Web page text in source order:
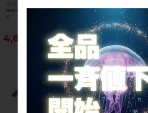
ヴィジョン VISION トライマックス TR
IMAX 400mm/31.8mm ドロップハンド
ル
4,840円
GN T2＋カーボン DHバー T2＋カーボ
ン DHバーCARBON DH BAR 340mm
5,390円